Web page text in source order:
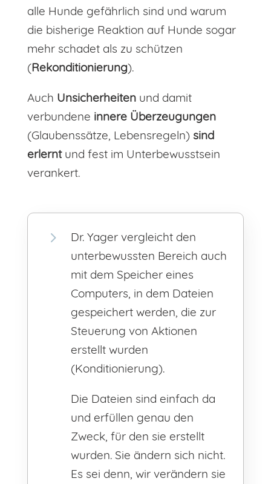
alle Hunde gefährlich sind und warum
die bisherige Reaktion auf Hunde sogar
mehr schadet als zu schützen
(Rekonditionierung).
Auch Unsicherheiten und damit
verbundene innere Überzeugungen
(Glaubenssätze, Lebensregeln)sind
erlerntund fest im Unterbewusstsein
verankert.
5
Dr. Yager vergleicht den
unterbewussten Bereich auch
mit dem Speicher eines
Computers, in dem Dateien
gespeichert werden, die zur
Steuerung von Aktionen
erstellt wurden
(Konditionierung).
Die Dateien sind einfach da
und erfüllen genau den
Zweck, für den sie erstellt
wurden. Sie ändern sich nicht.
Es sei denn, wir verändern sie